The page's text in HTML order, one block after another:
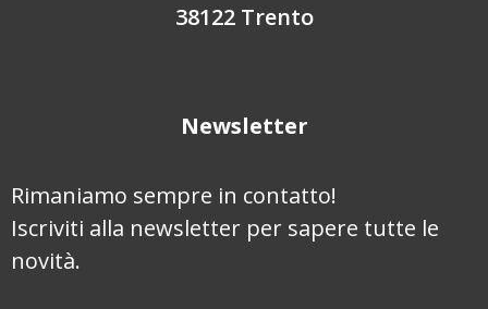
38122 Trento
Newsletter
Rimaniamo sempre in contatto!
Iscriviti alla newsletter per sapere tutte le
novità.